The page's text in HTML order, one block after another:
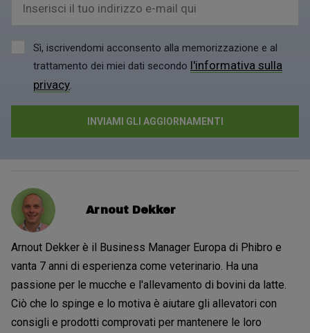
Inserisci il tuo indirizzo e-mail qui
Sì, iscrivendomi acconsento alla memorizzazione e al
trattamento dei miei dati secondo l'informativa sulla
privacy.
Arnout Dekker
Arnout Dekker è il Business Manager Europa di Phibro e
vanta 7 anni di esperienza come veterinario. Ha una
passione per le mucche e l'allevamento di bovini da latte.
Ciò che lo spinge e lo motiva è aiutare gli allevatori con
consigli e prodotti comprovati per mantenere le loro